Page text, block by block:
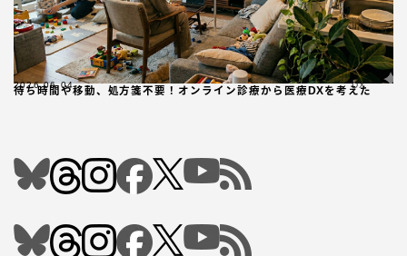
待ち時間や移動、処方箋不要！オンライン診療から医療DXを考えた
2026.06.04 DX